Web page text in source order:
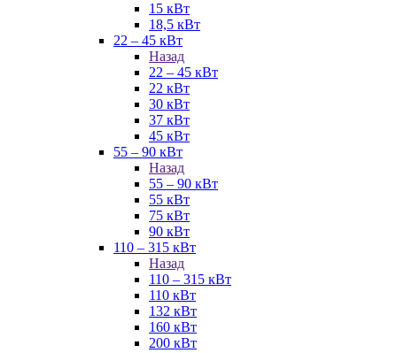
15 кВт
18,5 кВт
22 – 45 кВт
Назад
22 – 45 кВт
22 кВт
30 кВт
37 кВт
45 кВт
55 – 90 кВт
Назад
55 – 90 кВт
55 кВт
75 кВт
90 кВт
110 – 315 кВт
Назад
110 – 315 кВт
110 кВт
132 кВт
160 кВт
200 кВт